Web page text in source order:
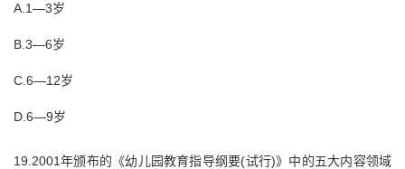
A.1—3岁
B.3—6岁
C.6—12岁
D.6—9岁
19.2001年颁布的《幼儿园教育指导纲要(试行)》中的五大内容领域